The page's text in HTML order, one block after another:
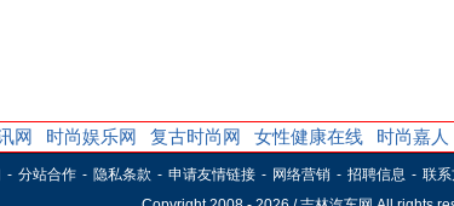
网 时尚娱乐网 复古时尚网 女性健康在线 时尚嘉人
- 分站合作 - 隐私条款 - 申请友情链接 - 网络营销 - 招聘信息 - 联